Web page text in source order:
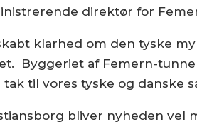
direktør for
klarhed om den tyske
Byggeriet af Femern-
til vores tyske og danske
bliver nyheden vel